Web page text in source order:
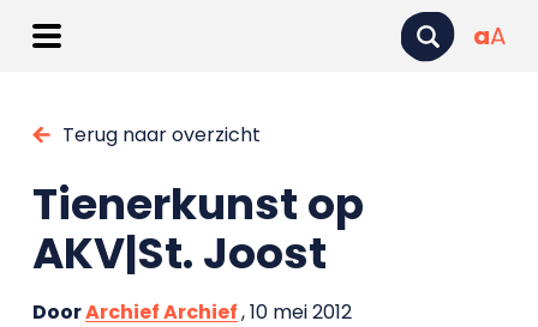
aA
Terug naar overzicht
Tienerkunst op
AKV|St. Joost
DoorArchief Archief, 10 mei 2012